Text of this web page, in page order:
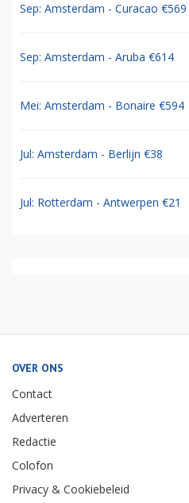
Sep: Amsterdam - Curacao €569
Sep: Amsterdam - Aruba €614
Mei: Amsterdam - Bonaire €594
Jul: Amsterdam - Berlijn €38
Jul: Rotterdam - Antwerpen €21
OVER ONS
Contact
Adverteren
Redactie
Colofon
Privacy & Cookiebeleid